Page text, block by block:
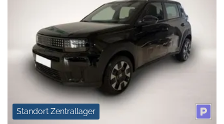
Standort Zentrallager